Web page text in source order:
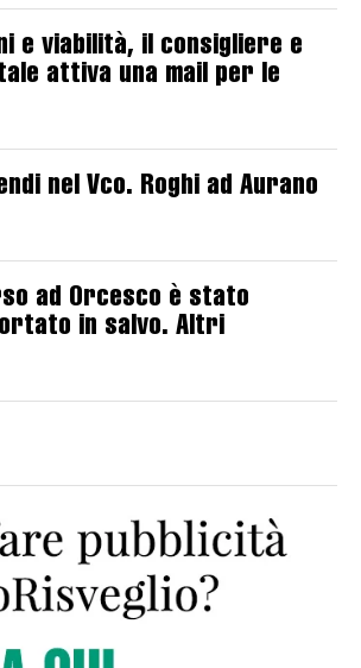
e viabilità, il consigliere e
attiva una mail per le
nel Vco. Roghi ad Aurano
ad Orcesco è stato
in salvo. Altri